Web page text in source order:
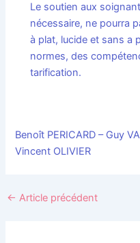
Le soutien aux
nécessaire, ne pourra
à plat, lucide et sans a
normes, des
tarification.
Benoît PERICARD – Guy
Vincent OLIVIER
← Article précédent